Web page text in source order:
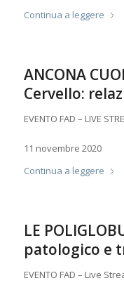
Continua a leggere
ANCONA
Cervello:
EVENTO FAD – LIVE
11 novembre 2020
Continua a leggere
LE
patologico e
EVENTO FAD – Live